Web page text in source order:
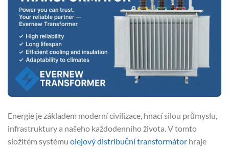
Energie je základem moderní civilizace, hnací silou průmyslu,
infrastruktury a našeho každodenního života. V tomto
složitém systému olejový distribuční transformátor hraje